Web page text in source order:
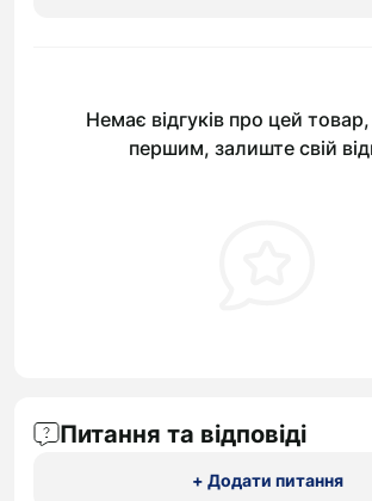
Немає відгуків про цей
першим, залиште свій
Питання та відповіді
+ Додати питання